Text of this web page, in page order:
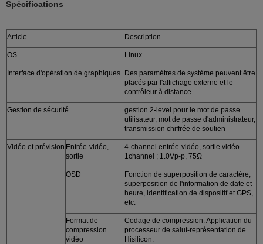
Spécifications
Article Description
OS Linux
Interface d'opération de graphiques Des paramètres de système peuvent être
placés par l'affichage externe et le
contrôleur à distance
Gestion de sécurité
gestion 2-level pour le mot de passe
utilisateur, mot de passe d'administrateur,
transmission chiffrée de soutien
Vidéo et prévision Entrée-vidéo,
sortie
4-channel entrée-vidéo, sortie vidéo
1channel ; 1.0Vp-p, 75Ω
OSD
Fonction de superposition de caractère,
superposition de l'information de date et
heure, identification de dispositif et GPS,
etc.
Format de
compression
vidéo
Codage de compression. Application du
processeur de salut-représentation de
Hisilicon.